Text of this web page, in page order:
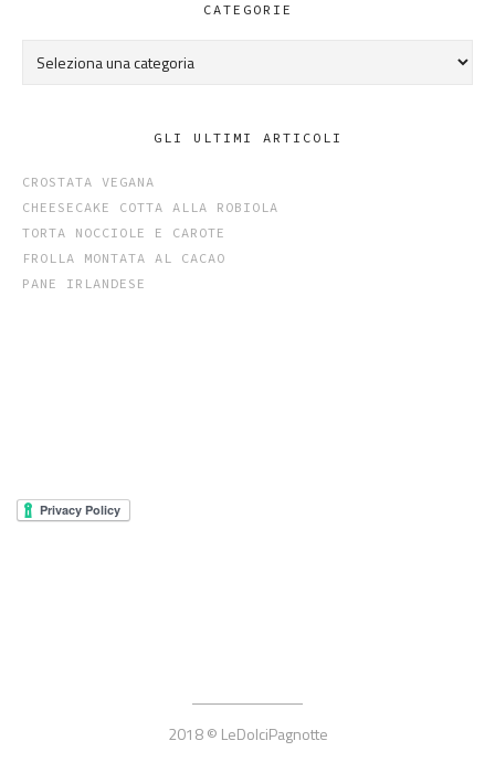
CATEGORIE
GLI ULTIMI ARTICOLI
CROSTATA VEGANA
CHEESECAKE COTTA ALLA ROBIOLA
TORTA NOCCIOLE E CAROTE
FROLLA MONTATA AL CACAO
PANE IRLANDESE
2018 © LeDolciPagnotte